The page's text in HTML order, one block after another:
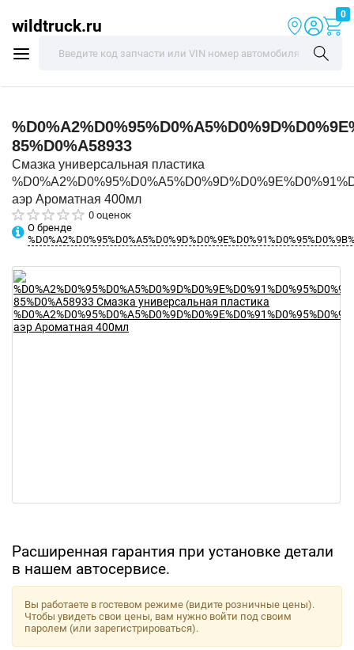
wildtruck.ru
0
85%D0%A58933
Смазка универсальная пластика
аэр Ароматная 400мл
0 оценок
О бренде
Расширенная гарантия при установке детали
в нашем автосервисе.
Вы работаете в гостевом режиме (видите розничные цены).
Чтобы увидеть свои цены, вам нужно войти под своим
паролем (или зарегистрироваться).